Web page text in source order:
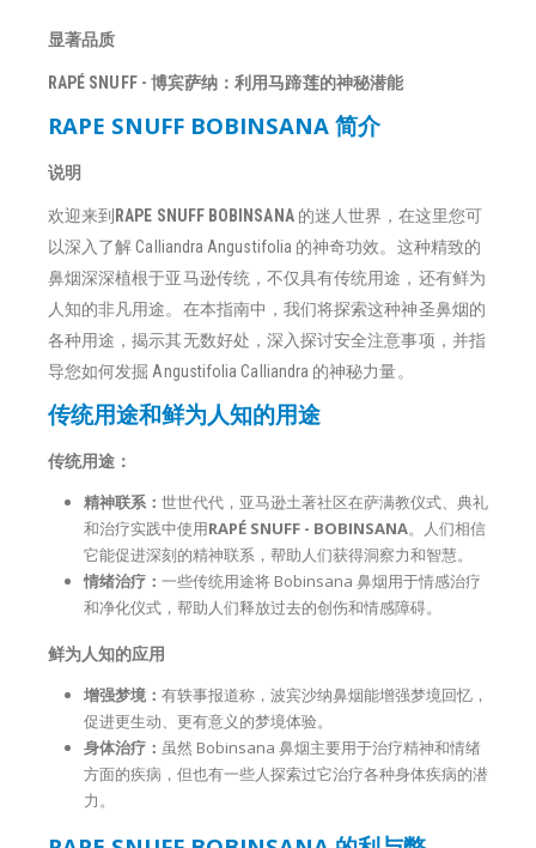
显著品质
RAPÉ SNUFF - 博宾萨纳：利用马蹄莲的神秘潜能
RAPE SNUFF BOBINSANA 简介
说明
欢迎来到 RAPE SNUFF BOBINSANA的迷人世界，在这里您可
以深入了解 Calliandra Angustifolia 的神奇功效。这种精致的
鼻烟深深植根于亚马逊传统，不仅具有传统用途，还有鲜为
人知的非凡用途。在本指南中，我们将探索这种神圣鼻烟的
各种用途，揭示其无数好处，深入探讨安全注意事项，并指
导您如何发掘 Angustifolia Calliandra 的神秘力量。
传统用途和鲜为人知的用途
传统用途：
精神联系： 世世代代，亚马逊土著社区在萨满教仪式、典礼
和治疗实践中使用RAPÉ SNUFF - BOBINSANA。人们相信
它能促进深刻的精神联系，帮助人们获得洞察力和智慧。
情绪治疗： 一些传统用途将 Bobinsana 鼻烟用于情感治疗
和净化仪式，帮助人们释放过去的创伤和情感障碍。
鲜为人知的应用
增强梦境： 有轶事报道称，波宾沙纳鼻烟能增强梦境回忆，
促进更生动、更有意义的梦境体验。
身体治疗： 虽然 Bobinsana 鼻烟主要用于治疗精神和情绪
方面的疾病，但也有一些人探索过它治疗各种身体疾病的潜
力。